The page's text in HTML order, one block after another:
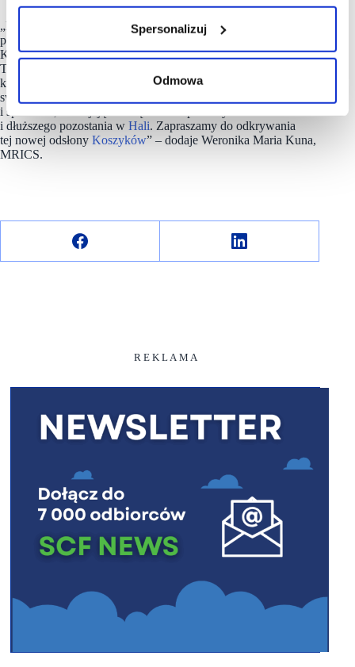
Spersonalizuj
Odmowa
„Nowy format rozrywkowy wnosi do Koszyków wymiar
profesjonalne rozrywki i doskonale wpisuje się w ideę „Nowej
Karty Warszawy”, którą realizujemy od kilku miesięcy.
To kolejny etap zmian miksu najemców i ewolucji miejsca,
które w rocznicowym roku jubileuszu dekady potwierdza
swoją pozycję destynacji miejskiej łączącej kuchnię, kulturę
i spotkanie, rozwijając ofertę o nowe powody do odwiedzin
i dłuższego pozostania w Hali. Zapraszamy do odkrywania
tej nowej odsłony Koszyków” – dodaje Weronika Maria Kuna,
MRICS.
R E K L A M A